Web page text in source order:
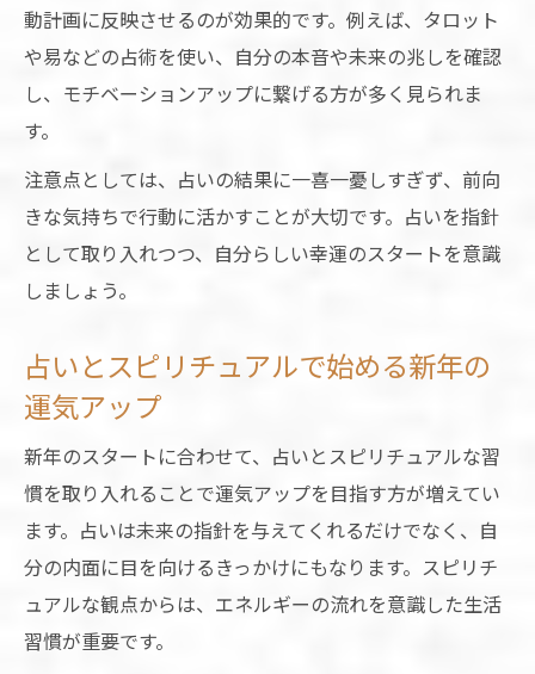
動計画に反映させるのが効果的です。例えば、タロット
や易などの占術を使い、自分の本音や未来の兆しを確認
し、モチベーションアップに繋げる方が多く見られま
す。
注意点としては、占いの結果に一喜一憂しすぎず、前向
きな気持ちで行動に活かすことが大切です。占いを指針
として取り入れつつ、自分らしい幸運のスタートを意識
しましょう。
占いとスピリチュアルで始める新年の
運気アップ
新年のスタートに合わせて、占いとスピリチュアルな習
慣を取り入れることで運気アップを目指す方が増えてい
ます。占いは未来の指針を与えてくれるだけでなく、自
分の内面に目を向けるきっかけにもなります。スピリチ
ュアルな観点からは、エネルギーの流れを意識した生活
習慣が重要です。